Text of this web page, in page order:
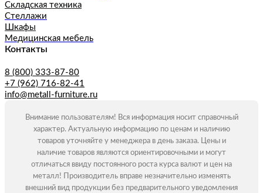
Складская техника
Стеллажи
Шкафы
Медицинская мебель
Контакты
8 (800) 333-87-80
+7 (962) 716-82-41
info@metall-furniture.ru
Внимание пользователям! Вся информация носит справочный
характер. Актуальную информацию по ценам и наличию
товаров уточняйте у менеджера в день заказа. Цены и
наличие товаров являются ориентировочными и могут
отличаться ввиду постоянного роста курса валют и цен на
металл! Производитель вправе незначительно изменять
внешний вид продукции без предварительного уведомления